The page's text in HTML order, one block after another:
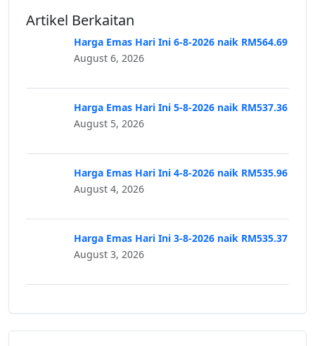
Artikel Berkaitan
Harga Emas Hari Ini 6-8-2026 naik RM564.69
August 6, 2026
Harga Emas Hari Ini 5-8-2026 naik RM537.36
August 5, 2026
Harga Emas Hari Ini 4-8-2026 naik RM535.96
August 4, 2026
Harga Emas Hari Ini 3-8-2026 naik RM535.37
August 3, 2026